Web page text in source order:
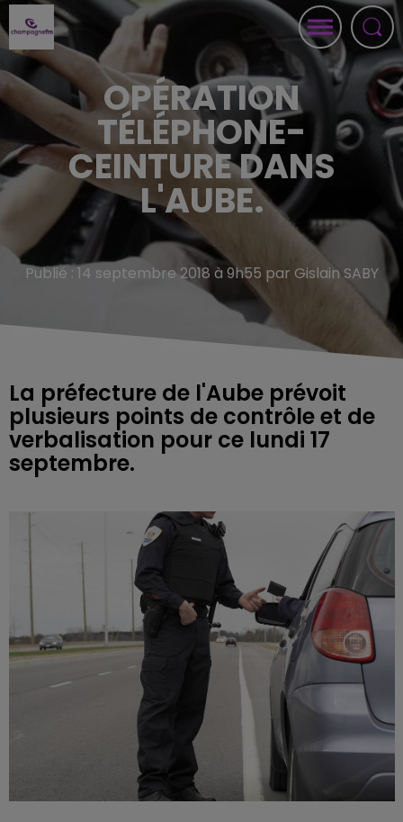
OPÉRATION
TÉLÉPHONE-
CEINTURE DANS
L'AUBE.
Publié : 14 septembre 2018 à 9h55 par Gislain SABY
La préfecture de l'Aube prévoit
plusieurs points de contrôle et de
verbalisation pour ce lundi 17
septembre.